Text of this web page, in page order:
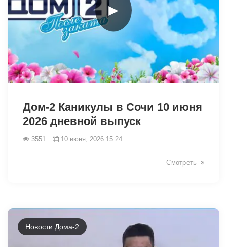
►
Дом-2 Каникулы в Сочи 10 июня
2026 дневной выпуск
3551 10 июня, 2026 15:24
Смотреть
Новости Дома-2